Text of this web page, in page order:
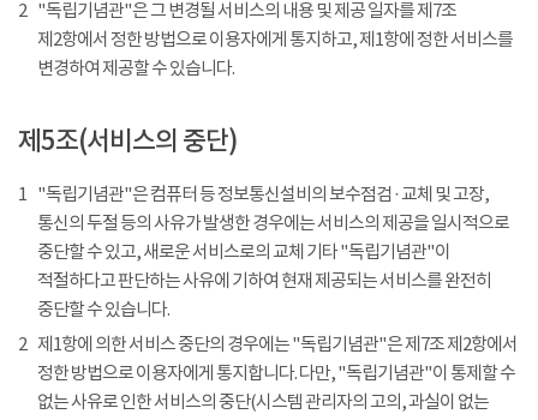
2 "독립기념관"은 그 변경될 서비스의 내용 및 제공 일자를 제7조
제2항에서 정한 방법으로 이용자에게 통지하고, 제1항에 정한 서비스를
변경하여 제공할 수 있습니다.
제5조(서비스의 중단)
1 "독립기념관"은 컴퓨터 등 정보통신설비의 보수점검 · 교체 및 고장,
통신의 두절 등의 사유가 발생한 경우에는 서비스의 제공을 일시적으로
중단할 수 있고, 새로운 서비스로의 교체 기타 "독립기념관"이
적절하다고 판단하는 사유에 기하여 현재 제공되는 서비스를 완전히
중단할 수 있습니다.
2 제1항에 의한 서비스 중단의 경우에는 "독립기념관"은 제7조 제2항에서
정한 방법으로 이용자에게 통지합니다. 다만, "독립기념관"이 통제할 수
없는 사유로 인한 서비스의 중단(시스템 관리자의 고의, 과실이 없는